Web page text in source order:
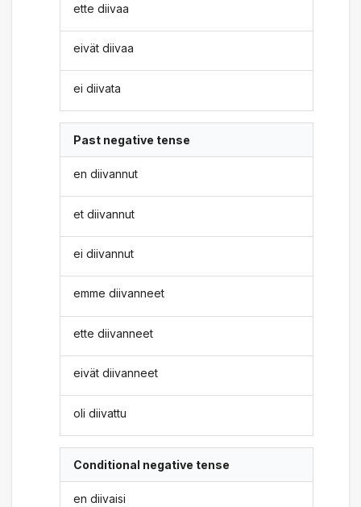
ette diivaa
eivät diivaa
ei diivata
Past negative tense
en diivannut
et diivannut
ei diivannut
emme diivanneet
ette diivanneet
eivät diivanneet
oli diivattu
Conditional negative tense
en diivaisi